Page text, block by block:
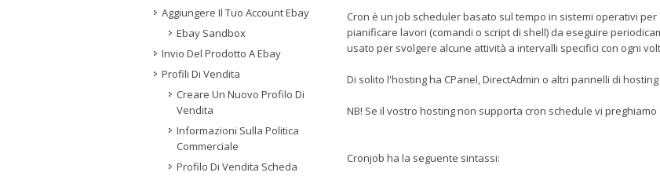
Aggiungere Il Tuo Account Ebay
Ebay Sandbox
Invio Del Prodotto A Ebay
Profili Di Vendita
Creare Un Nuovo Profilo Di
Vendita
Informazioni Sulla Politica
Commerciale
Profilo Di Vendita Scheda
Cron è un job scheduler basato sul tempo in sistemi operativi
pianificare lavori (comandi o script di shell) da eseguire
usato per svolgere alcune attività a intervalli specifici con ogni
Di solito l'hosting ha CPanel, DirectAdmin o altri pannelli di
NB! Se il vostro hosting non supporta cron schedule vi
Cronjob ha la seguente sintassi: